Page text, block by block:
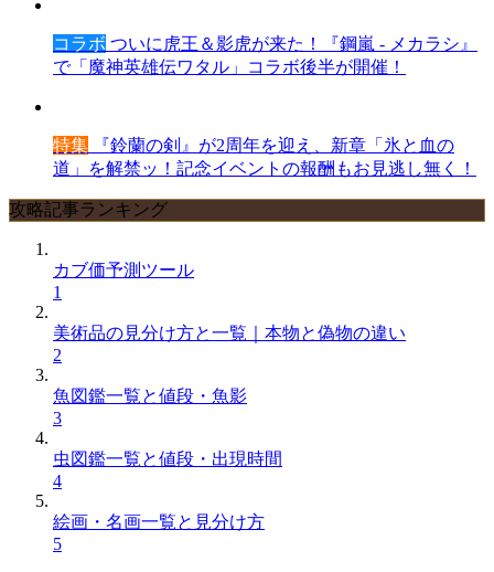
コラボ ついに虎王＆影虎が来た！『鋼嵐 - メカラシ』
で「魔神英雄伝ワタル」コラボ後半が開催！
特集 『鈴蘭の剣』が2周年を迎え、新章「氷と血の
道」を解禁ッ！記念イベントの報酬もお見逃し無く！
攻略記事ランキング
カブ価予測ツール
1
美術品の見分け方と一覧｜本物と偽物の違い
2
魚図鑑一覧と値段・魚影
3
虫図鑑一覧と値段・出現時間
4
絵画・名画一覧と見分け方
5